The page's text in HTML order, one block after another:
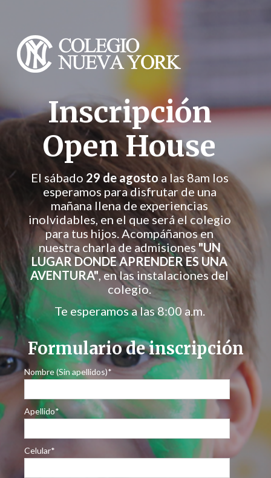
Inscripción
Open House
El sábado 29 de agosto a las 8am los
esperamos para disfrutar de una
mañana llena de experiencias
inolvidables, en el que será el colegio
para tus hijos. Acompáñanos en
nuestra charla de admisiones"UN
LUGAR DONDE APRENDER ES UNA
AVENTURA", en las instalaciones del
colegio.
Te esperamos a las 8:00 a.m.
Formulario de inscripción
Nombre (Sin apellidos)*
Apellido*
Celular*